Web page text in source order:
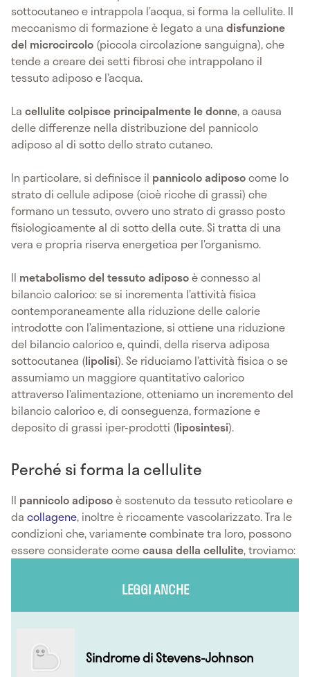
sottocutaneo e intrappola l’acqua, si forma la cellulite. Il
meccanismo di formazione è legato a una disfunzione
del microcircolo (piccola circolazione sanguigna), che
tende a creare dei setti fibrosi che intrappolano il
tessuto adiposo e l’acqua.
La cellulite colpisce principalmente le donne, a causa
delle differenze nella distribuzione del pannicolo
adiposo al di sotto dello strato cutaneo.
In particolare, si definisce il pannicolo adiposocome lo
strato di cellule adipose (cioè ricche di grassi) che
formano un tessuto, ovvero uno strato di grasso posto
fisiologicamente al di sotto della cute. Si tratta di una
vera e propria riserva energetica per l’organismo.
Il metabolismo del tessuto adiposoè connesso al
bilancio calorico: se si incrementa l’attività fisica
contemporaneamente alla riduzione delle calorie
introdotte con l’alimentazione, si ottiene una riduzione
del bilancio calorico e, quindi, della riserva adiposa
sottocutanea (lipolisi). Se riduciamo l’attività fisica o se
assumiamo un maggiore quantitativo calorico
attraverso l’alimentazione, otteniamo un incremento del
bilancio calorico e, di conseguenza, formazione e
deposito di grassi iper-prodotti (liposintesi).
Perché si forma la cellulite
Il pannicolo adiposoè sostenuto da tessuto reticolare e
da collagene, inoltre è riccamente vascolarizzato. Tra le
condizioni che, variamente combinate tra loro, possono
essere considerate comecausa della cellulite, troviamo:
LEGGI ANCHE
Sindrome di Stevens-Johnson